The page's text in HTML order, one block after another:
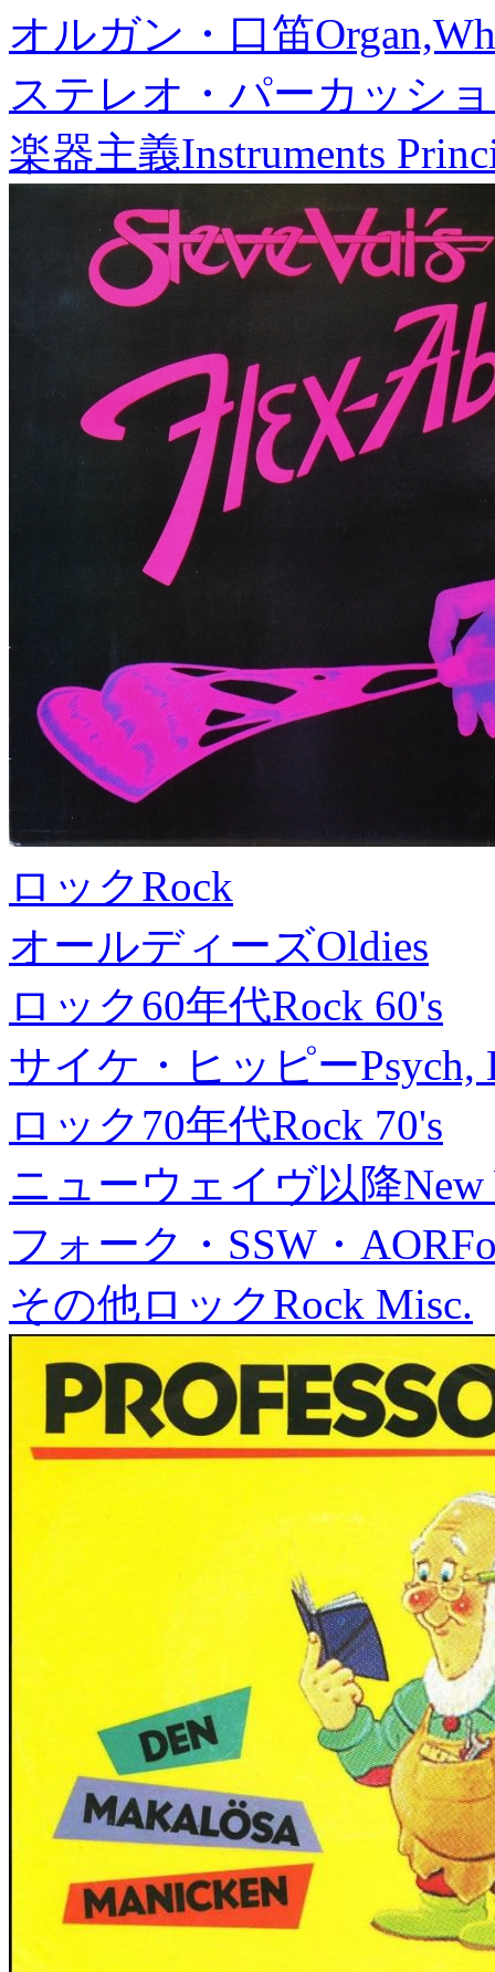
オルガン・口笛
ステレオ・パーカッシ
楽器主義Instruments
ロックRock
オールディーズOldies
ロック60年代Rock 60's
サイケ・ヒッピーPsych,
ロック70年代Rock 70's
ニューウェイヴ以降New
フォーク・SSW・AOR
その他ロックRock Misc.